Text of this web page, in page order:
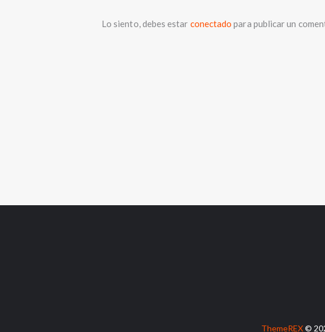
Lo siento, debes estar conectado para publicar un
ThemeREX©